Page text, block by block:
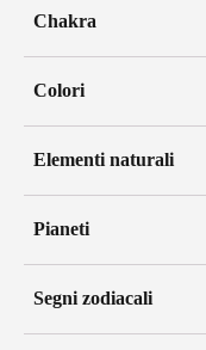
Chakra
Colori
Elementi naturali
Pianeti
Segni zodiacali